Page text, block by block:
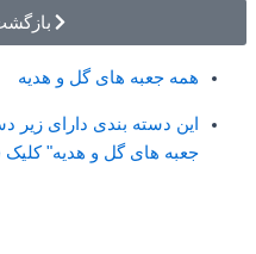
همه جعبه های گل و هدیه
این دسته بندی دارای زیر
جعبه های گل و هدیه" کلیک